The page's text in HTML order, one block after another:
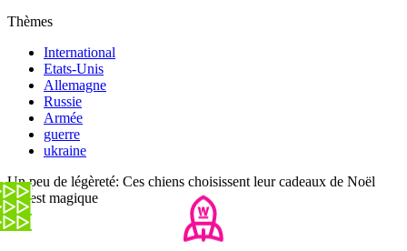
Thèmes
International
Etats-Unis
Allemagne
Russie
Armée
guerre
ukraine
Un peu de légèreté: Ces chiens choisissent leur cadeaux de Noël
et c'est magique